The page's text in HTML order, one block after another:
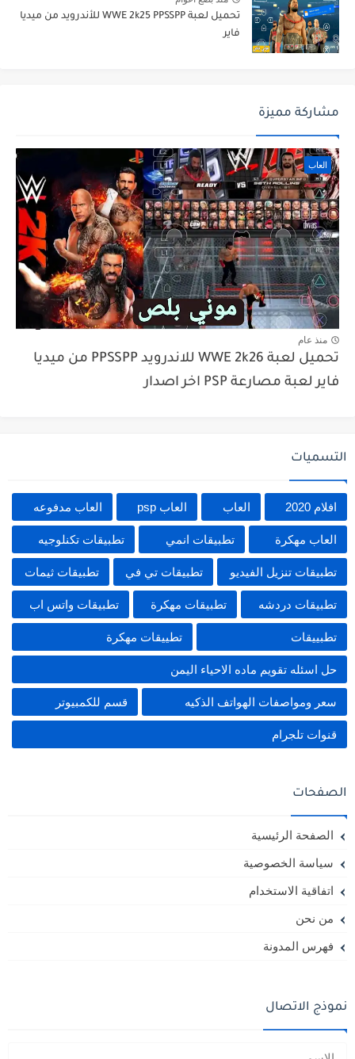
تحميل لعبة WWE 2k25 PPSSPP للأندرويد من ميديا
فاير
مشاركة مميزة
العاب
منذ عام
تحميل لعبة WWE 2k26 للاندرويد PPSSPP من ميديا
فاير لعبة مصارعة PSP اخر اصدار
التسميات
افلام 2020 العاب العاب psp العاب مدفوعه
العاب مهكرة تطبيقات انمي تطبيقات تكنلوجيه
تطبيقات تنزيل الفيديو تطبيقات تي في تطبيقات ثيمات
تطبيقات دردشه تطبيقات مهكرة تطبيقات واتس اب
تطبييقات تطييقات مهكرة
حل اسئله تقويم ماده الاحياء اليمن
سعر ومواصفات الهواتف الذكيه قسم للكمبيوتر
قنوات تلجرام
الصفحات
الصفحة الرئيسية
سياسة الخصوصية
اتفاقية الاستخدام
من نحن
فهرس المدونة
نموذج الاتصال